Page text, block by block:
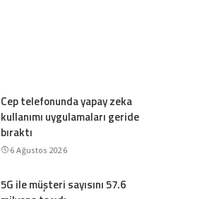
Cep telefonunda yapay zeka
kullanımı uygulamaları geride
bıraktı
6 Ağustos 2026
5G ile müşteri sayısını 57.6